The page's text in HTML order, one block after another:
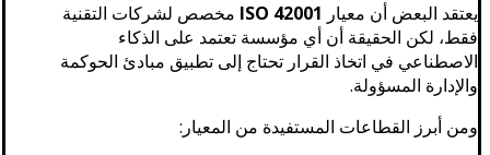
يعتقد البعض أن معيار ISO 42001 مخصص لشركات التقنية
فقط، لكن الحقيقة أن أي مؤسسة تعتمد على الذكاء
الاصطناعي في اتخاذ القرار تحتاج إلى تطبيق مبادئ الحوكمة
والإدارة المسؤولة.
ومن أبرز القطاعات المستفيدة من المعيار: